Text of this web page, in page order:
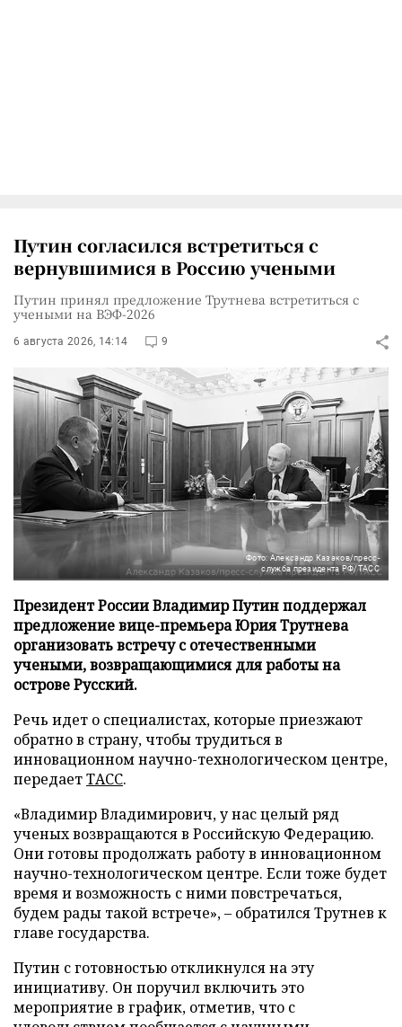
Путин согласился встретиться с
вернувшимися в Россию учеными
Путин принял предложение Трутнева встретиться с
учеными на ВЭФ-2026
6 августа 2026, 14:14 9
Фото: Александр Казаков/пресс-
служба президента РФ/ТАСС
Президент России Владимир Путин поддержал
предложение вице-премьера Юрия Трутнева
организовать встречу с отечественными
учеными, возвращающимися для работы на
острове Русский.
Речь идет о специалистах, которые приезжают
обратно в страну, чтобы трудиться в
инновационном научно-технологическом центре,
передаетТАСС.
«Владимир Владимирович, у нас целый ряд
ученых возвращаются в Российскую Федерацию.
Они готовы продолжать работу в инновационном
научно-технологическом центре. Если тоже будет
время и возможность с ними повстречаться,
будем рады такой встрече», – обратился Трутнев к
главе государства.
Путин с готовностью откликнулся на эту
инициативу. Он поручил включить это
мероприятие в график, отметив, что с